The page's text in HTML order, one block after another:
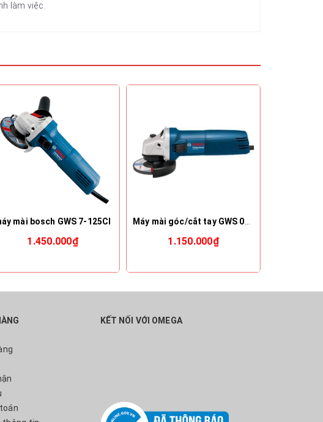
làm việc.
mài bosch GWS 7-125CI
1.450.000₫
Máy mài góc/cắt tay GWS 060
1.150.000₫
KẾT NỐI VỚI OMEGA